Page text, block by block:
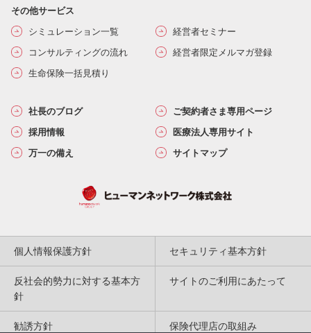
その他サービス
シミュレーション一覧
経営者セミナー
コンサルティングの流れ
経営者限定メルマガ登録
生命保険一括見積り
社長のブログ
ご契約者さま専用ページ
採用情報
医療法人専用サイト
万一の備え
サイトマップ
個人情報保護方針 セキュリティ基本方針
反社会的勢力に対する基本方
針
サイトのご利用にあたって
勧誘方針 保険代理店の取組み